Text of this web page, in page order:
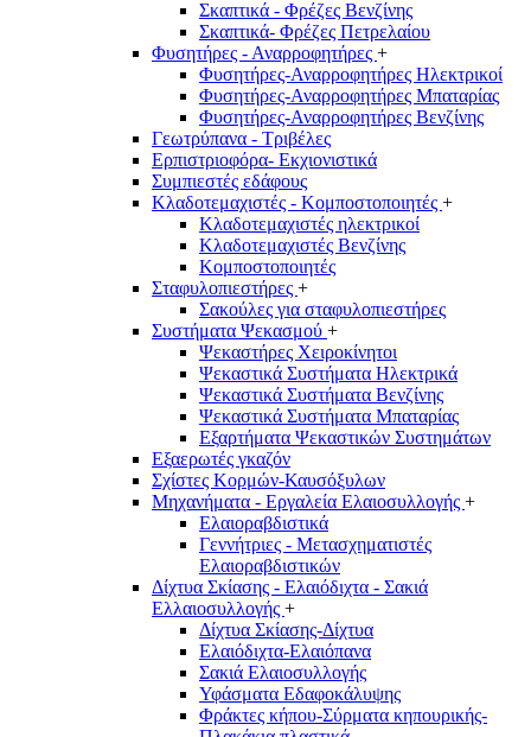
Σκαπτικά - Φρέζες Βενζίνης
Σκαπτικά- Φρέζες Πετρελαίου
Φυσητήρες - Αναρροφητήρες +
Φυσητήρες-Αναρροφητήρες Ηλεκτρικοί
Φυσητήρες-Αναρροφητήρες Μπαταρίας
Φυσητήρες-Αναρροφητήρες Βενζίνης
Γεωτρύπανα - Τριβέλες
Ερπιστριοφόρα- Εκχιονιστικά
Συμπιεστές εδάφους
Κλαδοτεμαχιστές - Κομποστοποιητές +
Κλαδοτεμαχιστές ηλεκτρικοί
Κλαδοτεμαχιστές Βενζίνης
Κομποστοποιητές
Σταφυλοπιεστήρες +
Σακούλες για σταφυλοπιεστήρες
Συστήματα Ψεκασμού +
Ψεκαστήρες Χειροκίνητοι
Ψεκαστικά Συστήματα Ηλεκτρικά
Ψεκαστικά Συστήματα Βενζίνης
Ψεκαστικά Συστήματα Μπαταρίας
Εξαρτήματα Ψεκαστικών Συστημάτων
Εξαερωτές γκαζόν
Σχίστες Κορμών-Καυσόξυλων
Μηχανήματα - Εργαλεία Ελαιοσυλλογής +
Ελαιοραβδιστικά
Γεννήτριες - Μετασχηματιστές
Ελαιοραβδιστικών
Δίχτυα Σκίασης - Ελαιόδιχτα - Σακιά
Ελλαιοσυλλογής +
Δίχτυα Σκίασης-Δίχτυα
Ελαιόδιχτα-Ελαιόπανα
Σακιά Ελαιοσυλλογής
Υφάσματα Εδαφοκάλυψης
Φράκτες κήπου-Σύρματα κηπουρικής-